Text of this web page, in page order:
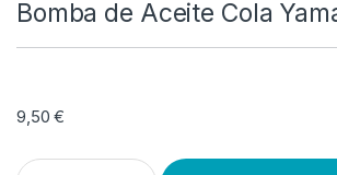
Bomba de Aceite Cola
9,50€
Bomba de Aceite Cola Yamaha quantity